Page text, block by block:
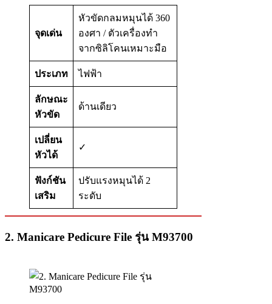
จุดเด่น
หัวขัดกลมหมุนได้ 360
องศา / ตัวเครื่องทำ
จากซิลิโคนเหมาะมือ
ประเภท ไฟฟ้า
ลักษณะ
หัวขัด
ด้านเดียว
เปลี่ยน
หัวได้
✓
ฟังก์ชัน
เสริม
ปรับแรงหมุนได้ 2
ระดับ
2. Manicare Pedicure File รุ่น M93700